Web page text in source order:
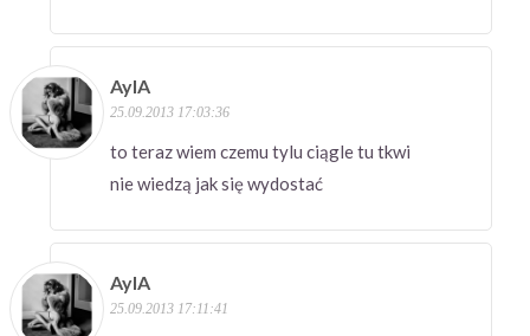
AylA
25.09.2013 17:03:36
to teraz wiem czemu tylu ciągle tu tkwi
nie wiedzą jak się wydostać
AylA
25.09.2013 17:11:41